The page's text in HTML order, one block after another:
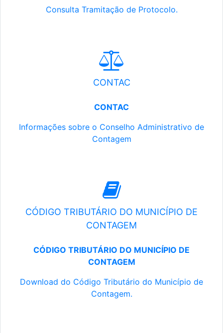
Consulta Tramitação de Protocolo.
CONTAC
CONTAC
Informações sobre o Conselho Administrativo de
Contagem
CÓDIGO TRIBUTÁRIO DO MUNICÍPIO DE
CONTAGEM
CÓDIGO TRIBUTÁRIO DO MUNICÍPIO DE
CONTAGEM
Download do Código Tributário do Município de
Contagem.